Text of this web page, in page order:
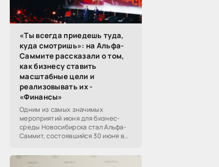
«Ты всегда приедешь туда,
куда смотришь»: на Альфа-
Саммите рассказали о том,
как бизнесу ставить
масштабные цели и
реализовывать их -
«Финансы»
Одним из самых значимых
мероприятий июня для бизнес-
среды Новосибирска стал Альфа-
Саммит, состоявшийся 30 июня в
«Победа». Его участниками
выступили эксперты,